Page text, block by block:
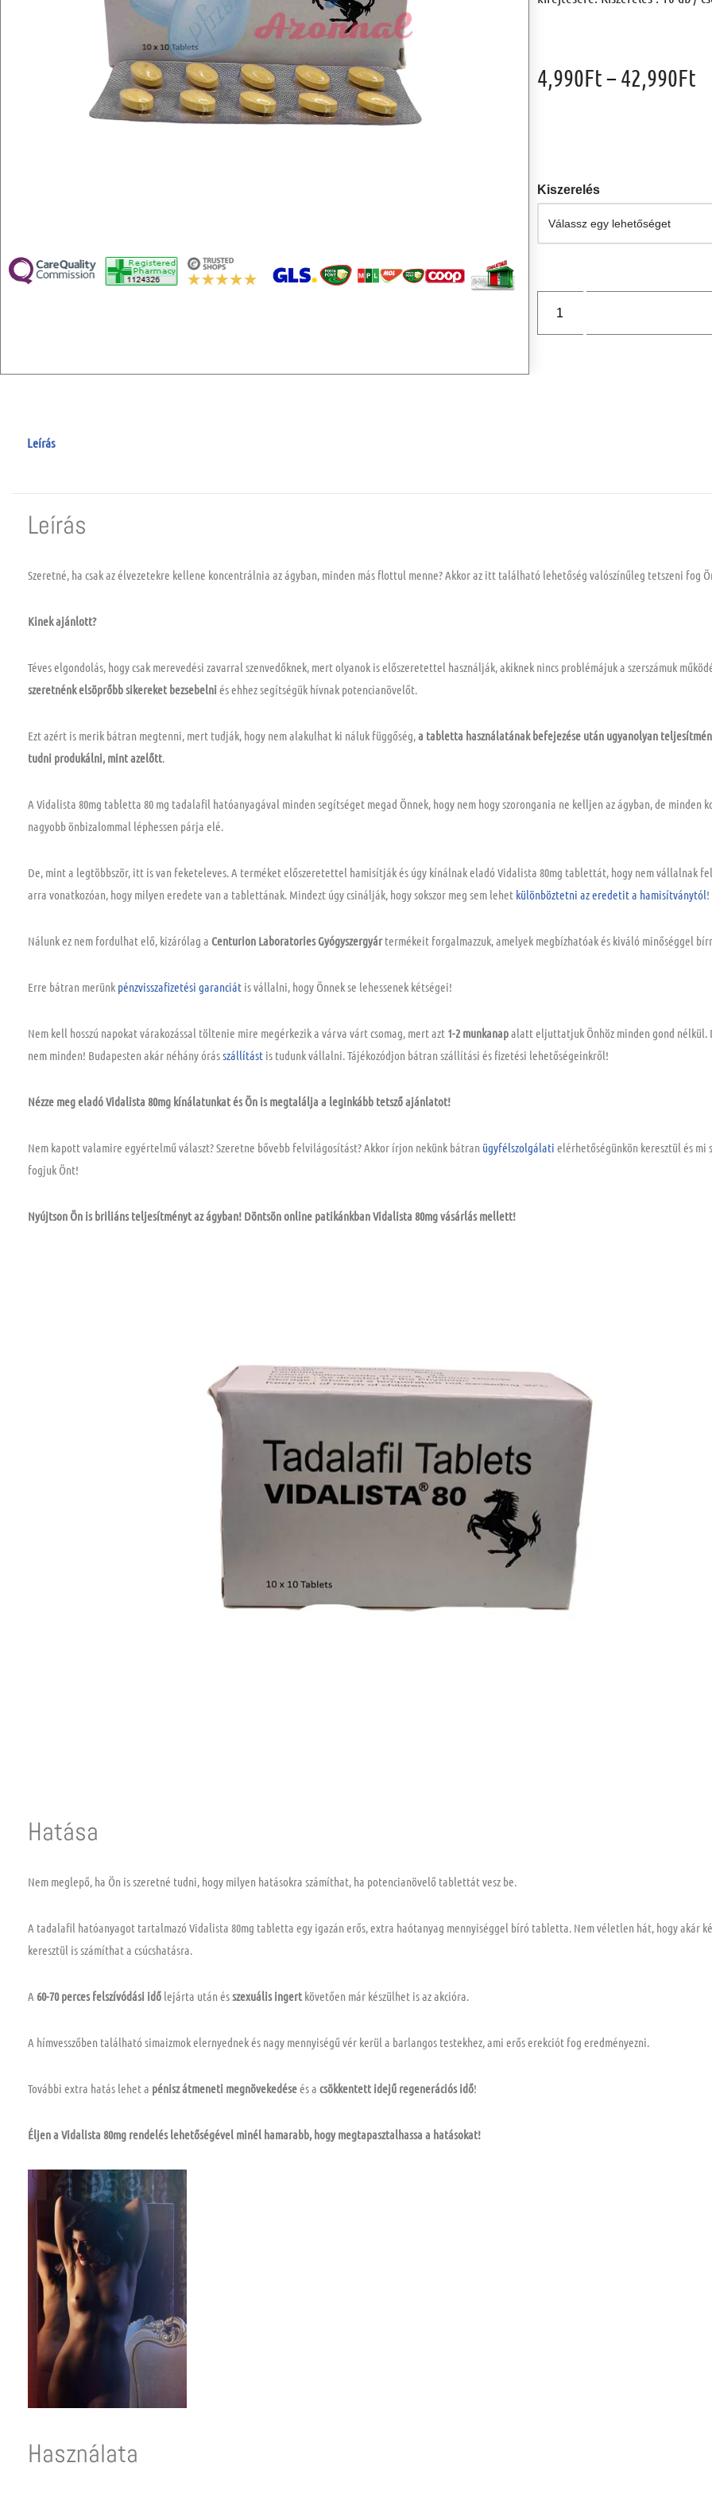
4,990Ft–42,990Ft
Kiszerelés
Leírás
Leírás
Szeretné, ha csak az élvezetekre kellene koncentrálnia az ágyban, minden más flottul menne? Akkor az itt található lehetőség valószínűleg tetszeni fog
Kinek ajánlott?
Téves elgondolás, hogy csak merevedési zavarral szenvedőknek, mert olyanok is előszeretettel használják, akiknek nincs problémájuk a szerszámuk
szeretnénk elsöprőbb sikereket bezsebelniés ehhez segítségük hívnak potencianövelőt.
Ezt azért is merik bátran megtenni, mert tudják, hogy nem alakulhat ki náluk függőség, a tabletta használatának befejezése után ugyanolyan
tudni produkálni, mint azelőtt
A Vidalista 80mg tabletta 80 mg tadalafil hatóanyagával minden segítséget megad Önnek, hogy nem hogy szorongania ne kelljen az ágyban, de minden
nagyobb önbizalommal léphessen párja elé.
De, mint a legtöbbször, itt is van feketeleves. A terméket előszeretettel hamisítják és úgy kínálnak eladó Vidalista 80mg tablettát, hogy nem vállalnak
arra vonatkozóan, hogy milyen eredete van a tablettának. Mindezt úgy csinálják, hogy sokszor meg sem lehet különböztetni azeredetit a hamisítványtól!
Nálunk ez nem fordulhat elő, kizárólag a Centurion Laboratories Gyógyszergyártermékeit forgalmazzuk, amelyek megbízhatóak és kiváló minőséggel
Erre bátran merünk pénzvisszafizetési garanciát is vállalni, hogy Önnek se lehessenek kétségei!
Nem kell hosszú napokat várakozással töltenie mire megérkezik a várva várt csomag, mert azt 1-2 munkanapalatt eljuttatjuk Önhöz minden gond nélkül.
nem minden! Budapesten akár néhány órásszállítást is tudunk vállalni. Tájékozódjon bátran szállítási és fizetési lehetőségeinkről!
Nézze meg eladó Vidalista 80mg kínálatunkat és Ön is megtalálja a leginkább tetsző ajánlatot!
Nem kapott valamire egyértelmű választ? Szeretne bővebb felvilágosítást? Akkor írjon nekünk bátran ügyfélszolgálati elérhetőségünkön keresztül és mi
fogjuk Önt!
Nyújtson Ön is briliáns teljesítményt az ágyban! Döntsön online patikánkban Vidalista 80mg vásárlás mellett!
Hatása
Nem meglepő, ha Ön is szeretné tudni, hogy milyen hatásokra számíthat, ha potencianövelő tablettát vesz be.
A tadalafil hatóanyagot tartalmazó Vidalista 80mg tabletta egy igazán erős, extra haótanyag mennyiséggel bíró tabletta. Nem véletlen hát, hogy akár
keresztül is számíthat a csúcshatásra.
A 60-70 perces felszívódási idő lejárta után ésszexuális ingert követően már készülhet is az akcióra.
A hímvesszőben található simaizmok elernyednek és nagy mennyiségű vér kerül a barlangos testekhez, ami erős erekciót fog eredményezni.
További extra hatás lehet a pénisz átmeneti megnövekedéseés a csökkentett idejű regenerációs idő!
Éljen a Vidalista 80mg rendelés lehetőségével minél hamarabb, hogy megtapasztalhassa a hatásokat!
Használata